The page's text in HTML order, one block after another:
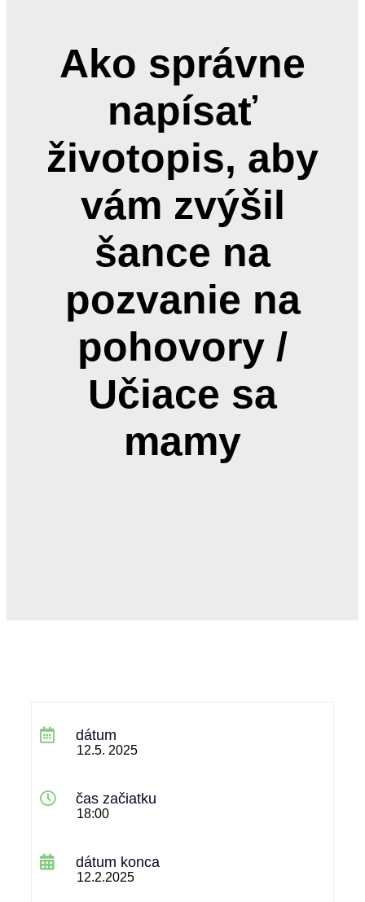
Ako správne
napísať
životopis, aby
vám zvýšil
šance na
pozvanie na
pohovory /
Učiace sa
mamy
dátum
12.5. 2025
čas začiatku
18:00
dátum konca
12.2.2025